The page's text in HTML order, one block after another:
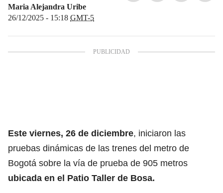
Maria Alejandra Uribe
26/12/2025 - 15:18 GMT-5
Este viernes, 26 de diciembre, iniciaron las
pruebas dinámicas de las trenes del metro de
Bogotá sobre la vía de prueba de 905 metros
ubicada en el Patio Taller de Bosa.